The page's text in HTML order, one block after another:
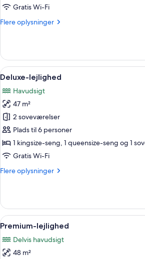
Gratis Wi-Fi
Flere oplysninger
Flere
lejlighed
Indlæs
alle
billeder
af
Deluxe-
lejlighed
Et
2
Deluxe-lejlighed
Havudsigt
47 m²
2 soveværelser
Plads til 6 personer
1 kingsize-seng, 1 queensize-seng og 1
Gratis Wi-Fi
Flere oplysninger
Flere
lejlighed
Indlæs
alle
billeder
af
To
3
Premium-lejlighed
Delvis havudsigt
48 m²